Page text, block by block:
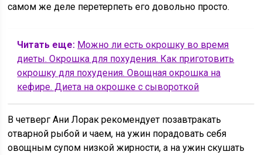
самом же деле перетерпеть его довольно просто.
Читать еще: Можно ли есть окрошку во время
диеты. Окрошка для похудения. Как приготовить
окрошку для похудения. Овощная окрошка на
кефире. Диета на окрошке с сывороткой
В четверг Ани Лорак рекомендует позавтракать
отварной рыбой и чаем, на ужин порадовать себя
овощным супом низкой жирности, а на ужин скушать